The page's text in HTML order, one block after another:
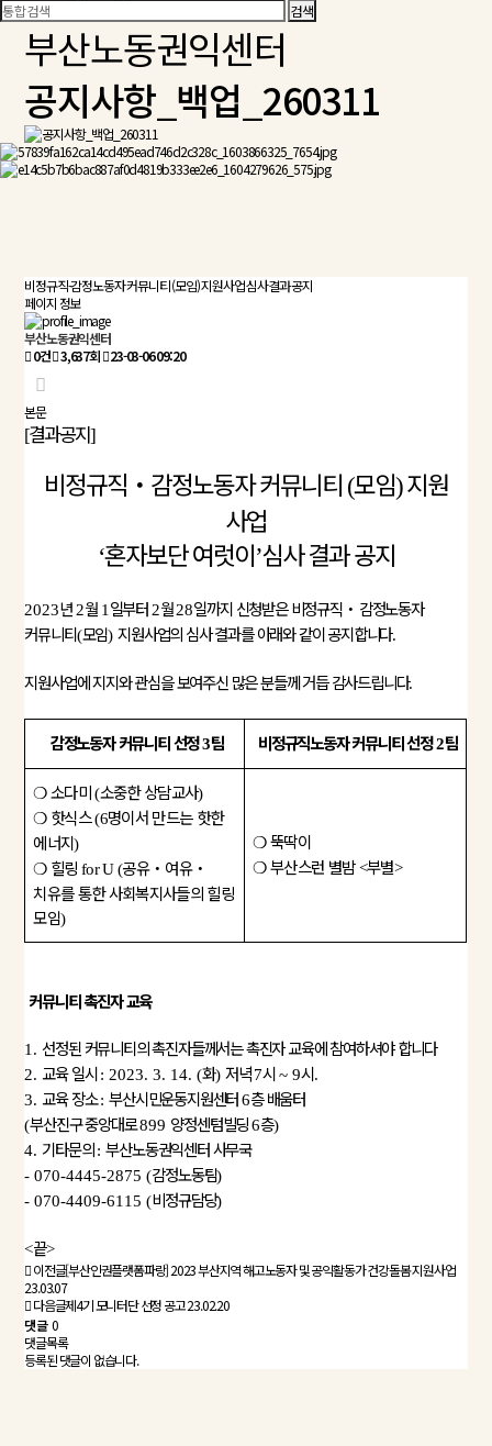
부산노동권익센터
공지사항_백업_260311
비정규직-감정노동자 커뮤니티 (모임) 지원사업 심사결과 공지
페이지 정보
부산노동권익센터
0건 3,637회 23-03-06 09:20
본문
[결과공지]
비정규직 ‧ 감정노동자 커뮤니티 (모임)지원
사업
‘혼자보단 여럿이’심사 결과 공지
2023년 2월 1 일부터 2월28일까지 신청받은 비정규직‧ 감정노동자
커뮤니티(모임)지원사업의 심사 결과를 아래와 같이 공지합니다.
지원사업에 지지와 관심을 보여주신 많은 분들께 거듭 감사드립니다.
감정노동자 커뮤니티 선정3팀 비정규직노동자 커뮤니티 선정2팀
❍소다미(소중한 상담교사)
❍핫식스(6명이서 만드는 핫한
에너지)
❍힐링 for U (공유‧ 여유‧
치유를 통한 사회복지사들의 힐링
모임)
❍뚝딱이
❍부산스런 별밤<부별>
커뮤니티 촉진자 교육
1.선정된 커뮤니티의 촉진자들께서는 촉진자 교육에 참여하셔야 합니다
2. 교육 일시: 2023. 3. 14. (화)저녁7시~ 9시.
3. 교육 장소:부산시민운동지원센터6층 배움터
(부산진구 중앙대로899 양정센텀빌딩6층)
4. 기타문의:부산노동권익센터 사무국
- 070-4445-2875 (감정노동팀)
- 070-4409-6115 (비정규담당)
<끝>
이전글[부산인권플랫폼파랑] 2023 부산지역 해고노동자 및 공익활동가 건강돌봄 지원사업
23.03.07
다음글제4기 모니터단 선정 공고23.02.20
댓글0
댓글목록
등록된 댓글이 없습니다.